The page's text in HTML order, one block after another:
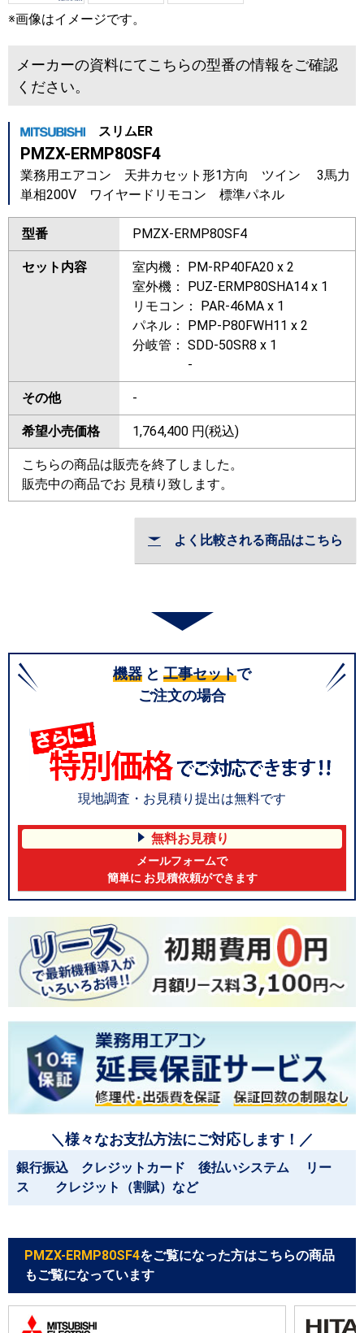
※画像はイメージです。
メーカーの資料にてこちらの型番の情報をご確認
ください。
スリムER
PMZX-ERMP80SF4
業務用エアコン 天井カセット形1方向 ツイン 3馬力
単相200V ワイヤードリモコン 標準パネル
型番 PMZX-ERMP80SF4
セット内容
室内機： PM-RP40FA20 x 2
室外機： PUZ-ERMP80SHA14 x 1
リモコン： PAR-46MA x 1
パネル： PMP-P80FWH11 x 2
分岐管： SDD-50SR8 x 1
-
その他 -
希望小売価格 1,764,400 円(税込)
こちらの商品は販売を終了しました。
販売中の商品でお 見積り致します。
よく比較される商品はこちら
機器 と 工事セットで
ご注文の場合
現地調査・お見積り提出は無料です
無料お見積り
メールフォームで
簡単に お見積依頼ができます
＼様々なお支払方法にご対応します！／
銀行振込 クレジットカード 後払いシステム リー
ス クレジット（割賦）など
PMZX-ERMP80SF4をご覧になった方はこちらの商品
もご覧になっています